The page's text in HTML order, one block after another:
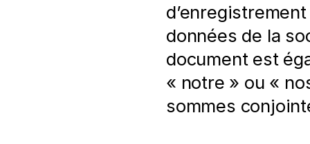
données de la
document est
« notre » ou «
sommes